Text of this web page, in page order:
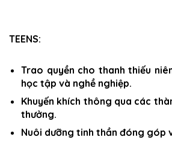
TEENS:
Trao quyền cho thanh thiếu
học tập và nghề nghiệp.
Khuyến khích thông qua các
thưởng.
Nuôi dưỡng tinh thần đóng góp